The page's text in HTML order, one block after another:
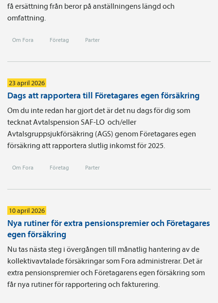
få ersättning från beror på anställningens längd och
omfattning.
Om Fora Företag Parter
23 april 2026
Dags att rapportera till Företagares egen försäkring
Om du inte redan har gjort det är det nu dags för dig som
tecknat Avtals­pension SAF-LO och/eller
Avtalsgruppsjukförsäkring (AGS) genom Företagares egen
försäkring att rapportera slutlig inkomst för 2025.
Om Fora Företag Parter
10 april 2026
Nya rutiner för extra pensionspremier och Företagares
egen försäkring
Nu tas nästa steg i övergången till månatlig hantering av de
kollektivavtalade försäkringar som Fora administrerar. Det är
extra pensionspremier och Företagarens egen försäkring som
får nya rutiner för rapportering och fakturering.